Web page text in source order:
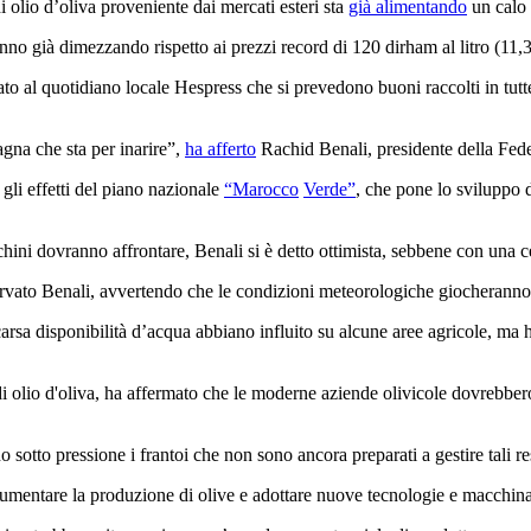
d’oliva proveniente dai mercati esteri sta già alimentando un
già dimezzando rispetto ai prezzi record di 120 dirham al litro
al quotidiano locale Hespress che si prevedono buoni raccolti in
che sta per in­a­r­ire”, ha af­fer­to Rachid Benali, pres­i­de­nte della
effetti del piano nazionale “Marocco Verde”, che pone lo sviluppo
dovranno affrontare, Benali si è detto ottimista, sebbene con una
Benali, avvertendo che le condizioni meteorologiche
disponibilità d’acqua abbiano influito su alcune aree agricole,
d'oliva, ha affermato che le moderne aziende olivicole
pressione i frantoi che non sono ancora preparati a gestire tali
la produzione di olive e adottare nuove tecnologie e